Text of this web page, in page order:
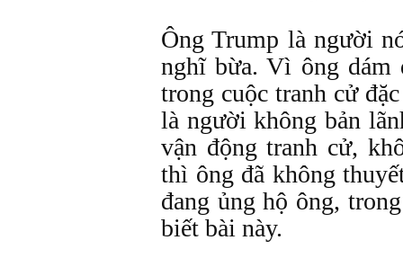
Ông Trump là người
nghĩ bừa. Vì ông dám
trong cuộc tranh cử
là người không bản
vận động tranh cử,
thì ông đã không
đang ủng hộ ông,
biết bài này.